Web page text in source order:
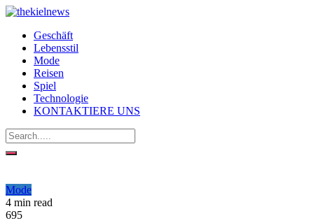
Geschäft
Lebensstil
Mode
Reisen
Spiel
Technologie
KONTAKTIERE UNS
Mode
4 min read
695